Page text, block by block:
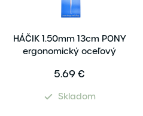
HÁČIK 1.50mm 13cm PONY
ergonomický oceľový
5.69 €
Skladom